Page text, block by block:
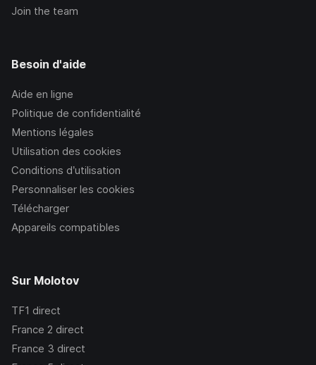
Join the team
Besoin d'aide
Aide en ligne
Politique de confidentialité
Mentions légales
Utilisation des cookies
Conditions d’utilisation
Personnaliser les cookies
Télécharger
Appareils compatibles
Sur Molotov
TF1 direct
France 2 direct
France 3 direct